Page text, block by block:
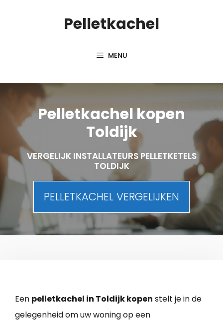
Pelletkachel
MENU
Pelletkachel kopen
Toldijk
VERGELIJK INSTALLATEURS PELLETKETELS
TOLDIJK
PELLETKACHEL VERGELIJKEN
Een pelletkachel in Toldijk kopen stelt je in de
gelegenheid om uw woning op een